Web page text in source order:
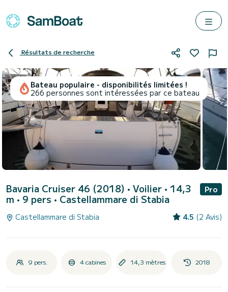
Résultats de recherche
Bateau populaire - disponibilités limitées !
266 personnes sont intéressées par ce bateau
Bavaria Cruiser 46 (2018) • Voilier • 14,3
m • 9 pers • Castellammare di Stabia
Pro
Castellammare di Stabia 4.5 (2 Avis)
9 pers. 4 cabines 14,3 mètres 2018